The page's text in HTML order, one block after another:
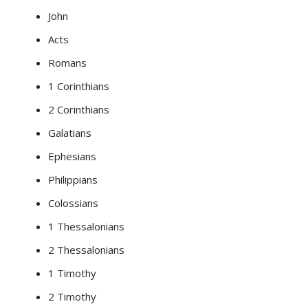
John
Acts
Romans
1 Corinthians
2 Corinthians
Galatians
Ephesians
Philippians
Colossians
1 Thessalonians
2 Thessalonians
1 Timothy
2 Timothy